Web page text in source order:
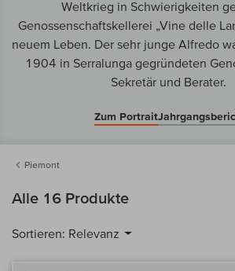
Weltkrieg in Schwierigkeiten
Genossenschaftskellerei „Vine delle
neuem Leben. Der sehr junge Alfredo
1904 in Serralunga gegründeten
Sekretär und Berater.
Zum Portrait
Piemont
Alle 16 Produkte
Sortieren: Relevanz